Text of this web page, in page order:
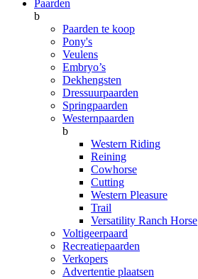
Paarden
b
Paarden te koop
Pony's
Veulens
Embryo’s
Dekhengsten
Dressuurpaarden
Springpaarden
Westernpaarden
b
Western Riding
Reining
Cowhorse
Cutting
Western Pleasure
Trail
Versatility Ranch Horse
Voltigeerpaard
Recreatiepaarden
Verkopers
Advertentie plaatsen